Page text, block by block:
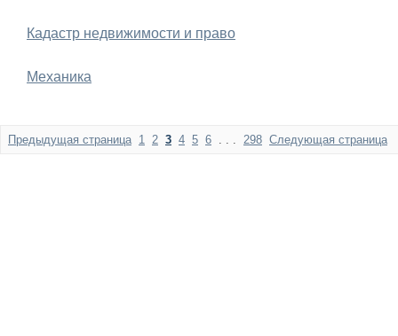
Кадастр недвижимости и право
Механика
Предыдущая страница 1 2 3 4 5 6 . . . 298 Следующая страница